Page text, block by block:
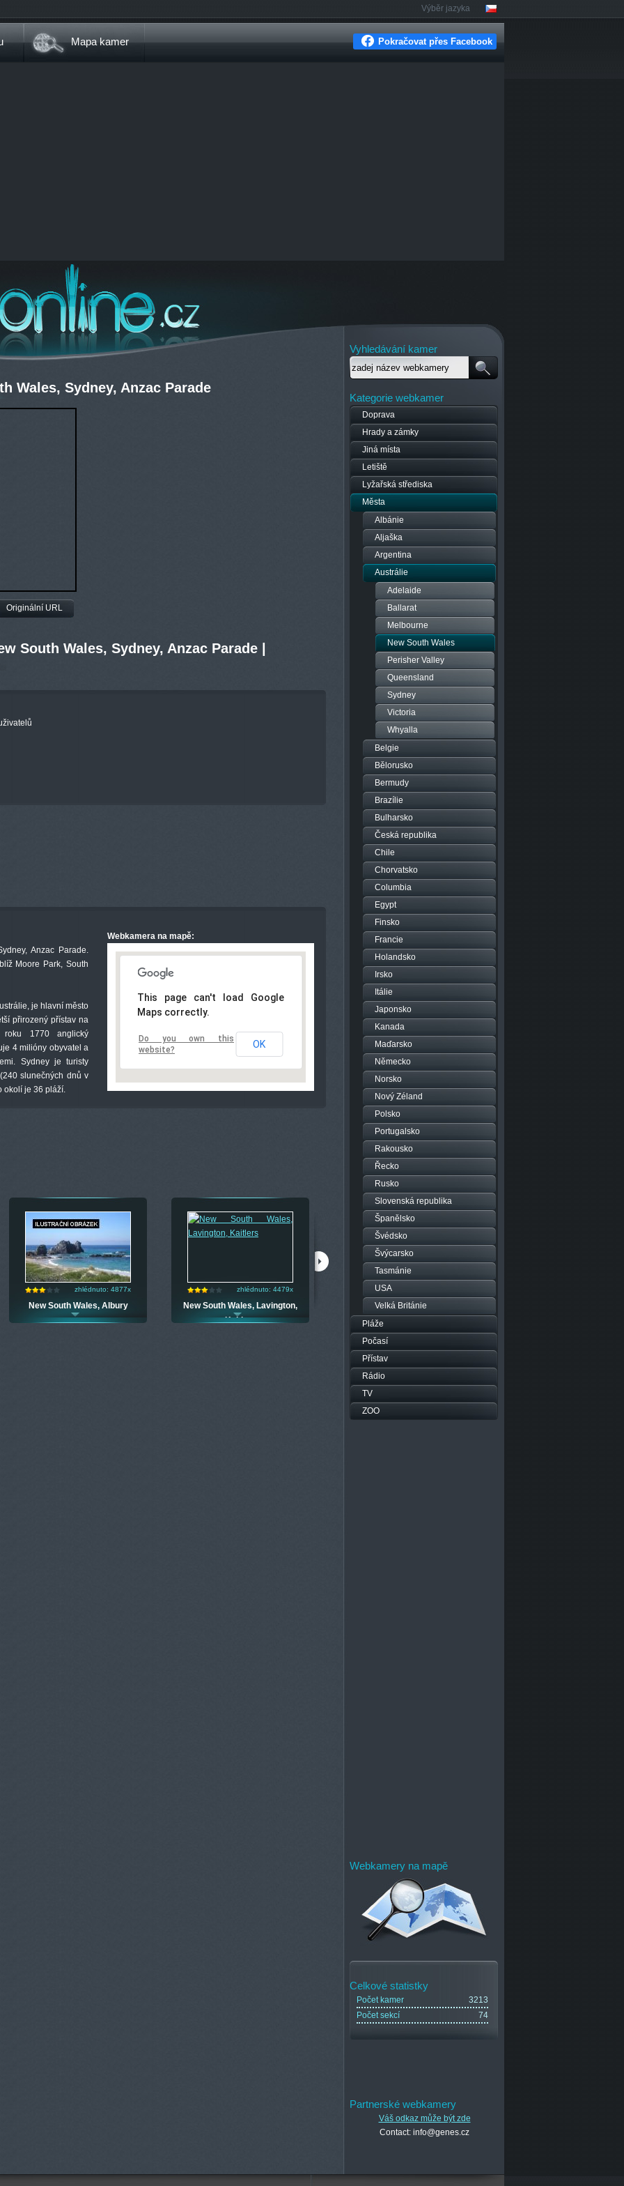
Výběr jazyka
Mapa kamer
Wales, Sydney, Anzac Parade
Originální URL
South Wales, Sydney, Anzac Parade |
Anzac Parade.
Moore Park, South
je hlavní město
přirozený přístav na
roku 1770 anglický
4 milióny obyvatel a
Sydney je turisty
slunečných dnů v
okolí je 36 pláží.
Webkamera na mapě:
This page can't load Google
Maps correctly.
Do you own this
website?
OK
zhlédnuto: 4877x
New South Wales, Albury
zhlédnuto: 4479x
New South Wales, Lavington,
Kaitlers
New South Wales, Sydney, Anzac
Vyhledávání kamer
Kategorie webkamer
Doprava
Hrady a zámky
Jiná místa
Letiště
Lyžařská střediska
Města
Albánie
Aljaška
Argentina
Austrálie
Adelaide
Ballarat
Melbourne
New South Wales
Perisher Valley
Queensland
Sydney
Victoria
Whyalla
Belgie
Bělorusko
Bermudy
Brazílie
Bulharsko
Česká republika
Chile
Chorvatsko
Columbia
Egypt
Finsko
Francie
Holandsko
Irsko
Itálie
Japonsko
Kanada
Maďarsko
Německo
Norsko
Nový Zéland
Polsko
Portugalsko
Rakousko
Řecko
Rusko
Slovenská republika
Španělsko
Švédsko
Švýcarsko
Tasmánie
USA
Velká Británie
Pláže
Počasí
Přístav
Rádio
TV
ZOO
Webkamery na mapě
Celkové statistky
Počet kamer
3213
Počet sekcí
74
Partnerské webkamery
Váš odkaz může být zde
Contact: info@genes.cz